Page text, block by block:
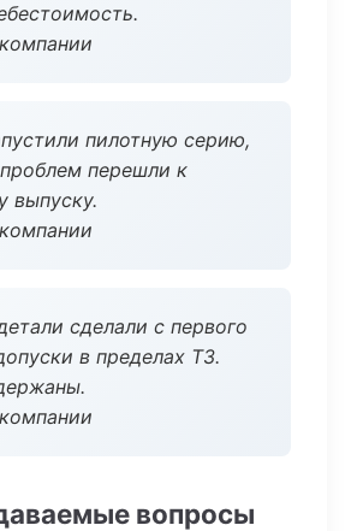
пилотную серию,
перешли к
выпуску.
сделали с первого
в пределах ТЗ.
вопросы